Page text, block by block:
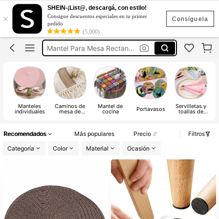
Consíguela
×
SHEIN-¡List@, descargá, con estilo!
Consigue descuentos especiales en tu primer
pedido
(5,000)
Individuales Para Mesa
Manteles Individuales
Camino De Mesa
Individuales Para Mesa
Manteles
individuales
Caminos de
mesa de
Mantel de
cocina Portavasos Servilletas y
toallas de
Recomendados Más populares Precio
Filtros
Categoría
Color Material Ocasión